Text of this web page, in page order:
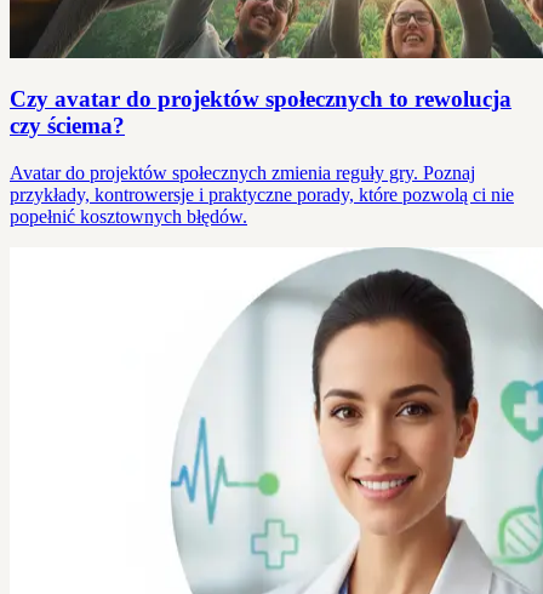
Czy avatar do projektów społecznych to rewolucja
czy ściema?
Avatar do projektów społecznych zmienia reguły gry. Poznaj
przykłady, kontrowersje i praktyczne porady, które pozwolą ci nie
popełnić kosztownych błędów.